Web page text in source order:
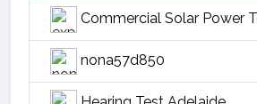
Commercial Solar Power
nona57d850